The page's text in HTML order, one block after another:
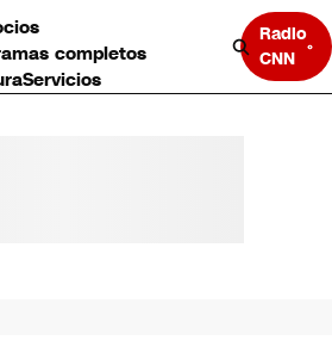
completos
Servicios
Radio
CNN